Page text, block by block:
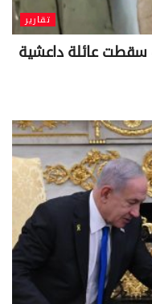
تقارير
عائلة داعشية